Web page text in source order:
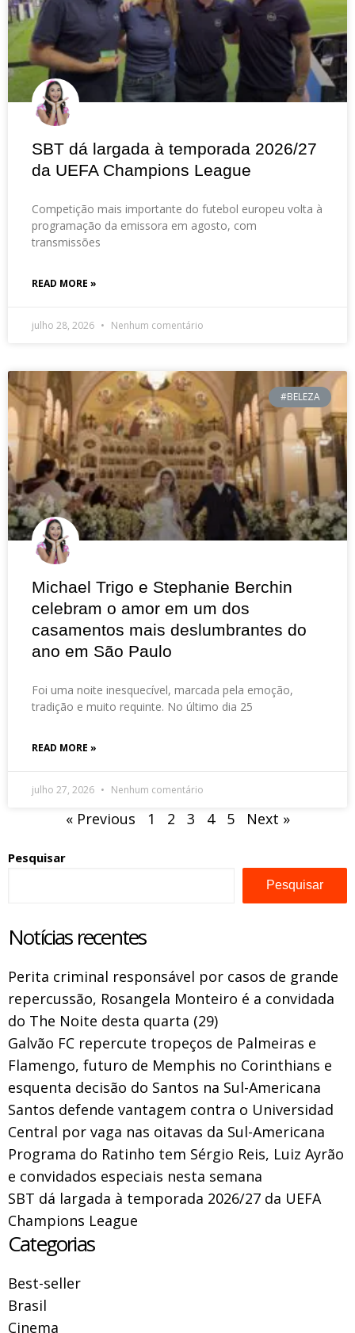
SBT dá largada à temporada 2026/27
da UEFA Champions League
Competição mais importante do futebol europeu volta à
programação da emissora em agosto, com
transmissões
READ MORE »
julho 28, 2026 Nenhum comentário
#BELEZA
Michael Trigo e Stephanie Berchin
celebram o amor em um dos
casamentos mais deslumbrantes do
ano em São Paulo
Foi uma noite inesquecível, marcada pela emoção,
tradição e muito requinte. No último dia 25
READ MORE »
julho 27, 2026 Nenhum comentário
« Previous 1 2 3 4 5 Next »
Pesquisar
Pesquisar
Notícias recentes
Perita criminal responsável por casos de grande
repercussão, Rosangela Monteiro é a convidada
do The Noite desta quarta (29)
Galvão FC repercute tropeços de Palmeiras e
Flamengo, futuro de Memphis no Corinthians e
esquenta decisão do Santos na Sul-Americana
Santos defende vantagem contra o Universidad
Central por vaga nas oitavas da Sul-Americana
Programa do Ratinho tem Sérgio Reis, Luiz Ayrão
e convidados especiais nesta semana
SBT dá largada à temporada 2026/27 da UEFA
Champions League
Categorias
Best-seller
Brasil
Cinema